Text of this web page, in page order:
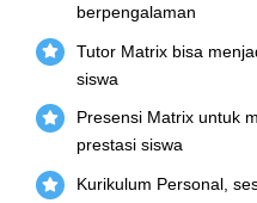
berpengalaman
Tutor Matrix bisa
siswa
Presensi Matrix untuk
prestasi siswa
Kurikulum Personal,